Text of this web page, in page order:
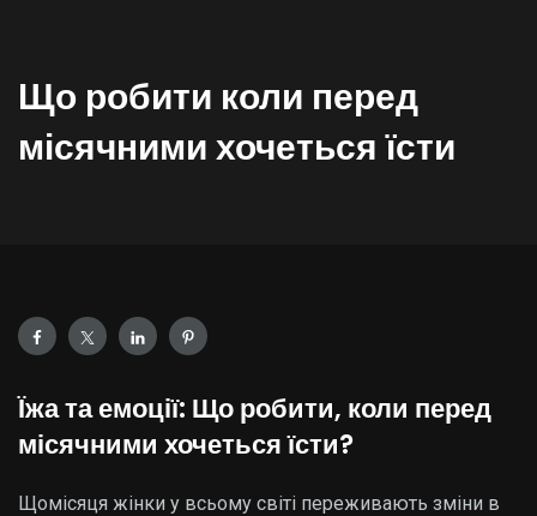
Що робити коли перед
місячними хочеться їсти
Їжа та емоції: Що робити, коли перед
місячними хочеться їсти?
Щомісяця жінки у всьому світі переживають зміни в